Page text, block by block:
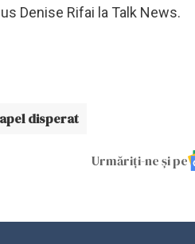
Denise Rifai la Talk News.
apel disperat
Urmăriți-ne și pe